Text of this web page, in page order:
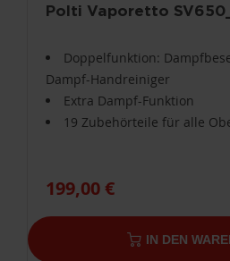
Polti Vaporetto
Doppelfunktion:
Dampf-Handreiniger
Extra Dampf-Funktion
19 Zubehörteile für alle
199,00 €
IN DEN